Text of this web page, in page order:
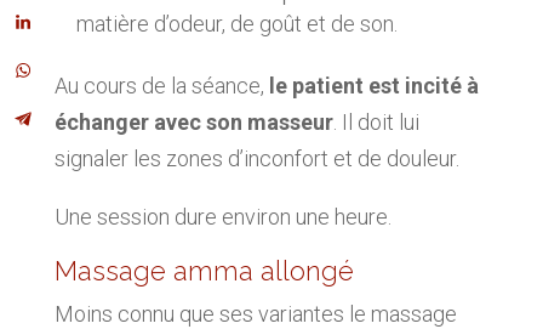
matière d’odeur, de goût et de son.
Au cours de la séance, le patient est incité à
échanger avec son masseur. Il doit lui
signaler les zones d’inconfort et de douleur.
Une session dure environ une heure.
Massage amma allongé
Moins connu que ses variantes le massage